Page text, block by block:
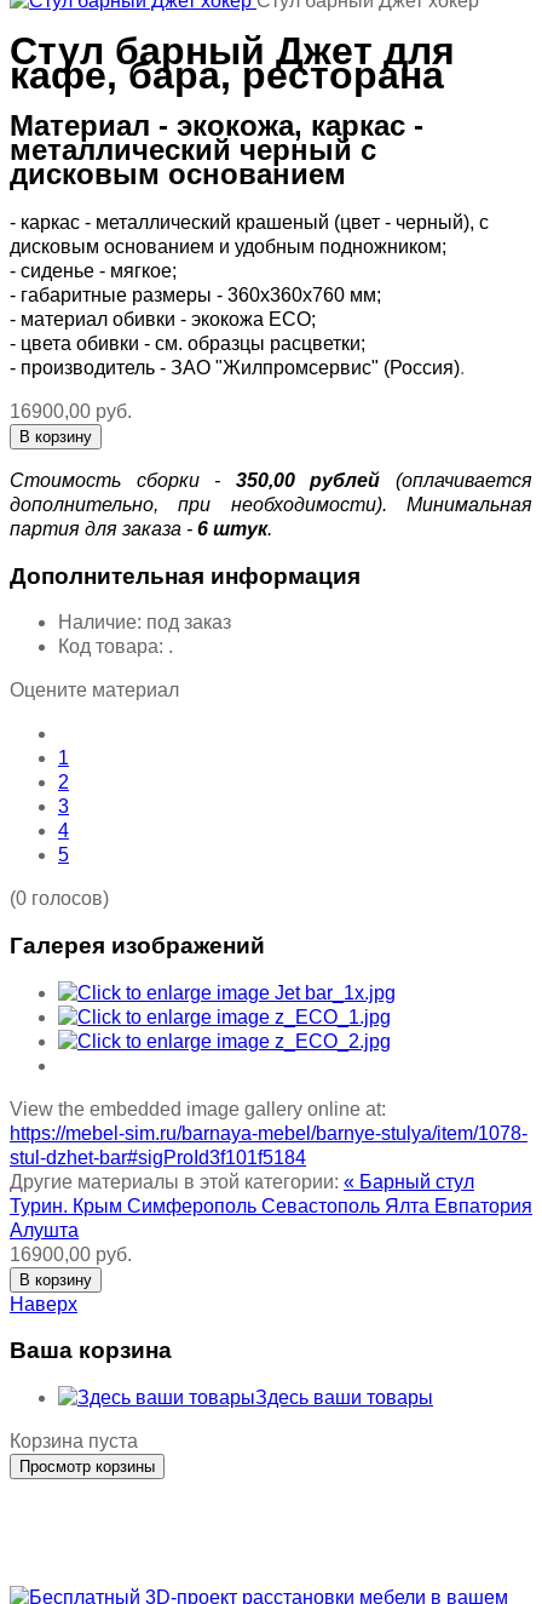
Стул барный Джет для
кафе, бара, ресторана
Материал - экокожа, каркас -
металлический черный с
дисковым основанием
- каркас - металлический крашеный (цвет - черный), с
дисковым основанием и удобным подножником;
- сиденье - мягкое;
- габаритные размеры - 360х360х760 мм;
- материал обивки - экокожа ECO;
- цвета обивки - см. образцы расцветки;
- производитель - ЗАО "Жилпромсервис" (Россия).
16900,00 руб.
Стоимость сборки - 350,00 рублей (оплачивается
дополнительно, при необходимости).
Минимальная
партия для заказа - 6 штук.
Дополнительная информация
Наличие: под заказ
Код товара: .
Оцените материал
1
2
3
4
5
(0 голосов)
Галерея изображений
View the embedded image gallery online at:
https://mebel-sim.ru/barnaya-mebel/barnye-stulya/item/1078-
stul-dzhet-bar#sigProId3f101f5184
Другие материалы в этой категории: « Барный стул
Турин. Крым Симферополь Севастополь Ялта Евпатория
Алушта
16900,00 руб.
Наверх
Ваша корзина
Здесь ваши товары
Корзина пуста